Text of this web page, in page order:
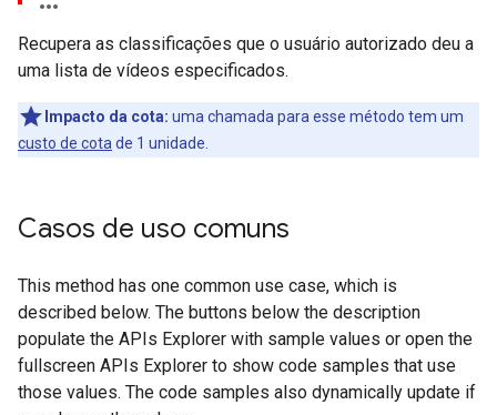
Recupera as classificações que o usuário autorizado deu a
uma lista de vídeos especificados.
Impacto da cota: uma chamada para esse método tem um
custo de cota de 1 unidade.
Casos de uso comuns